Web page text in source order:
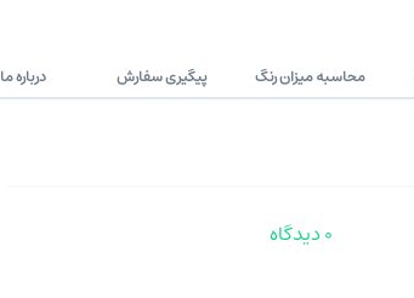
محاسبه میزان رنگ پیگیری سفارش درباره ما
0 دیدگاه